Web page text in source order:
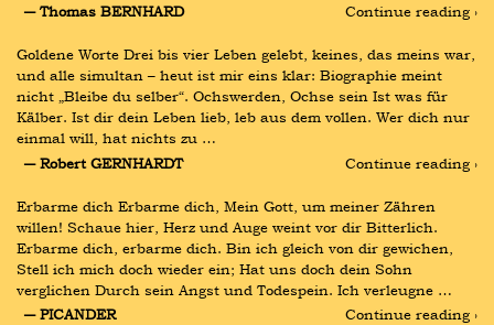
― Thomas BERNHARD
Continue reading ›
Goldene Worte Drei bis vier Leben gelebt, keines, das meins war,
und alle simultan – heut ist mir eins klar: Biographie meint
nicht „Bleibe du selber“. Ochswerden, Ochse sein Ist was für
Kälber. Ist dir dein Leben lieb, leb aus dem vollen. Wer dich nur
einmal will, hat nichts zu …
― Robert GERNHARDT
Continue reading ›
Erbarme dich Erbarme dich, Mein Gott, um meiner Zähren
willen! Schaue hier, Herz und Auge weint vor dir Bitterlich.
Erbarme dich, erbarme dich. Bin ich gleich von dir gewichen,
Stell ich mich doch wieder ein; Hat uns doch dein Sohn
verglichen Durch sein Angst und Todespein. Ich verleugne …
― PICANDER
Continue reading ›